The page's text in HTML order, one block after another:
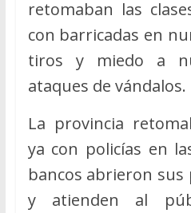
retomaban las
con barricadas en
tiros y miedo a
ataques de vándalos.
La provincia
ya con policías en
bancos abrieron
y atienden al